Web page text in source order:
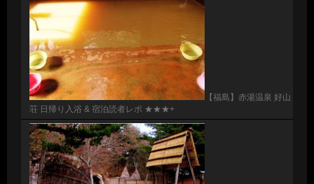
【福島】赤湯温泉 好山
荘 日帰り入浴 & 宿泊読者レポ ★★★+